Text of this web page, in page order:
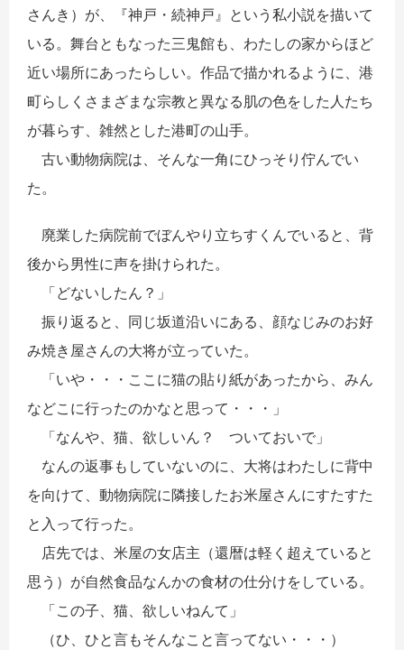
さんき） が、『神戸・続神戸』という私小説を描いて
いる。舞台ともなった三鬼館も、わたしの家からほど
近い場所にあったらしい。作品で描かれるように、港
町らしくさまざまな宗教と異なる肌の色をした人たち
が暮らす、雑然とした港町の山手。
古い動物病院は、そんな一角にひっそり佇んでい
た。
廃業した病院前でぼんやり立ちすくんでいると、背
後から男性に声を掛けられた。
「どないしたん？」
振り返ると、同じ坂道沿いにある、顔なじみのお好
み焼き屋さんの大将が立っていた。
「いや・・・ここに猫の貼り紙があったから、みん
などこに行ったのかなと思って・・・」
「なんや、猫、欲しいん？ ついておいで」
なんの返事もしていないのに、大将はわたしに背中
を向けて、動物病院に隣接したお米屋さんにすたすた
と入って行った。
店先では、米屋の女店主（還暦は軽く超えていると
思う）が自然食品なんかの食材の仕分けをしている。
「この子、猫、欲しいねんて」
（ひ、ひと言もそんなこと言ってない・・・）